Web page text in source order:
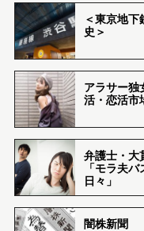
＜東京地下
史＞
アラサー独
活・恋活市
弁護士・大
「モラ夫
日々」
闇株新聞